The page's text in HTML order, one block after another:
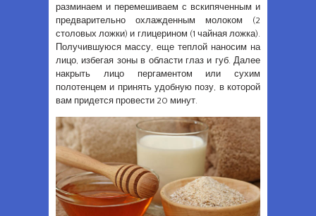
разминаем и перемешиваем с вскипяченным и
предварительно охлажденным молоком (2
столовых ложки) и глицерином (1 чайная ложка).
Получившуюся массу, еще теплой наносим на
лицо, избегая зоны в области глаз и губ. Далее
накрыть лицо пергаментом или сухим
полотенцем и принять удобную позу, в которой
вам придется провести 20 минут.